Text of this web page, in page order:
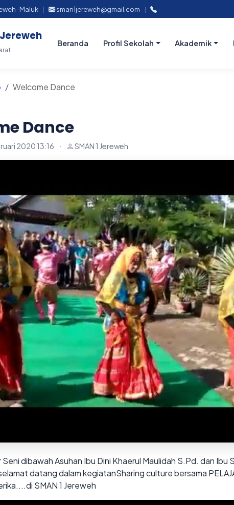
Maluk | sman1jereweh@gmail.com | -
Jereweh
Beranda Profil Sekolah Akademik
Welcome Dance
Dance
2020 13:16 · SMAN 1 Jereweh
dibawah Asuhan Ibu Dini Khaerul Maulidah S.Pd. dan Ibu
datang dalam kegiatanSharing culture bersama
SMAN 1 Jereweh